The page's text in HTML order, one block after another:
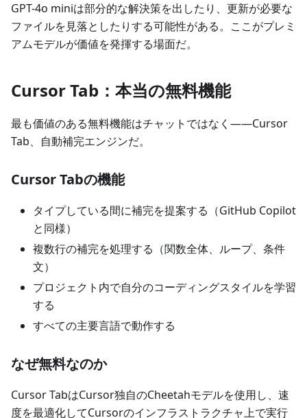
GPT-4o miniは部分的な解決策を出したり、更新が必要な
ファイルを見落としたりする可能性がある。ここがプレミ
アムモデルが価値を発揮する場面だ。
Cursor Tab：本当の無料機能
最も価値のある無料機能はチャットではなく——Cursor
Tab、自動補完エンジンだ。
Cursor Tabの機能
タイプしている間に補完を提案する（GitHub Copilot
と同様）
複数行の補完を処理する（関数全体、ループ、条件
文）
プロジェクト内で自分のコーディングスタイルを学習
する
すべての主要言語で動作する
なぜ無料なのか
Cursor TabはCursor独自のCheetahモデルを使用し、速
度を最適化してCursorのインフラストラクチャ上で実行